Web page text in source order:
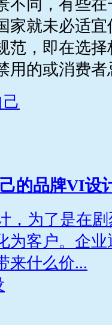
不同，有些
家就未必适
范，即在选
用的或消费
的品牌VI设
，为了是在
为客户。企
来什么价...